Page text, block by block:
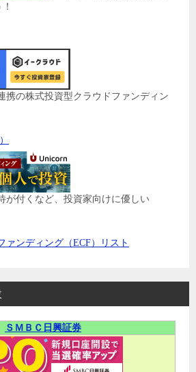
携の株式投資型クラウドファンディン
が付くなど、投資家向けに優しい
ァンディング（ECF）リスト
ＳＭＢＣ日興証券